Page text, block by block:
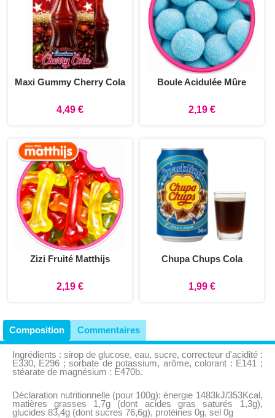
Maxi Gummy Cherry Cola
4,49 €
Boule Acidulée Mûre
2,19 €
Zizi Fruité Matthijs
2,19 €
Chupa Chups Cola
1,99 €
Composition Commentaires
Ingrédients : sirop de glucose, eau, sucre, correcteur d'acidité :
E330, E296 ; sorbate de potassium, arôme, colorant : E141 ;
stéarate de magnésium : E470b.
Déclaration nutritionnelle (pour 100g): énergie 1483kJ/353Kcal,
matières grasses 1,7g (dont acides gras saturés 1,3g),
glucides 83,4g (dont sucres 76,6g), protéines 0g, sel 0g